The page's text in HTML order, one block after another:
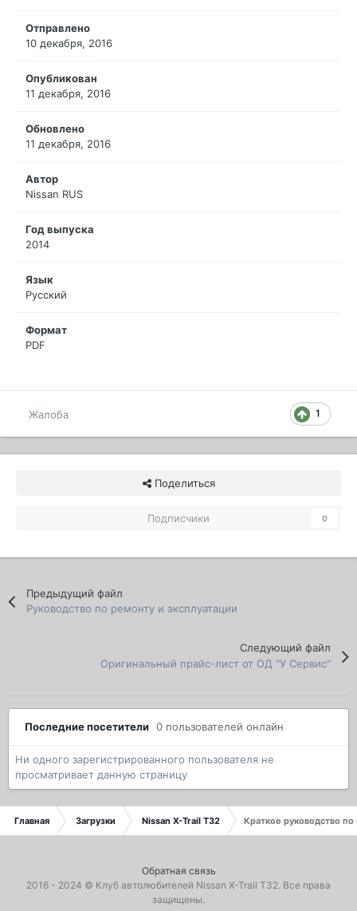
Отправлено
10 декабря, 2016
Опубликован
11 декабря, 2016
Обновлено
11 декабря, 2016
Автор
Nissan RUS
Год выпуска
2014
Язык
Русский
Формат
PDF
1
Жалоба
Поделиться
Подписчики 0
Предыдущий файл
Руководство по ремонту и эксплуатации
Следующий файл
Оригинальный прайс-лист от ОД "У Сервис"
Последние посетители 0 пользователей онлайн
Ни одного зарегистрированного пользователя не
просматривает данную страницу
Главная Загрузки Nissan X-Trail T32 Краткое руководство по
Обратная связь
2016 - 2024 © Клуб автолюбителей Nissan X-Trail T32. Все права
защищены.